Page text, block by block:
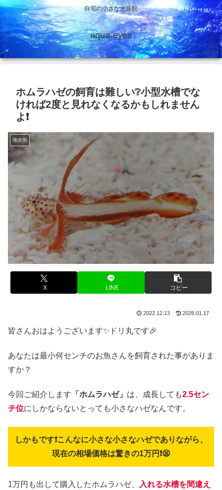
自宅の小さな水族館
aqua-eyes
ホムラハゼの飼育は難しい❔小型水槽でな
ければ2度と見れなくなるかもしれません
よ❗
海水魚
X LINE コピー
2022.12.13 2026.01.17
皆さんおはようございます✨ドリ丸です🎉
あなたは最小何センチのお魚さんを飼育された事がありま
すか？
今回ご紹介します 「ホムラハゼ」 は、成長しても2.5セン
チ位にしかならないとっても小さなハゼなんです。
しかもです❗こんなに小さな小さなハゼでありながら、
現在の相場価格は驚きの1万円❗😫
1万円も出して購入したホムラハゼ、
入れる水槽を間違え